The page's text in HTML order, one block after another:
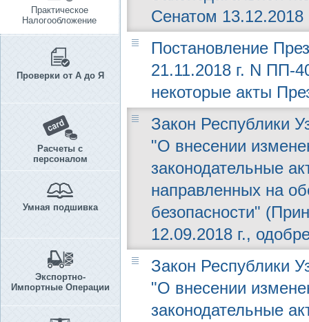
Практическое
Налогообложение
Проверки от А до Я
Расчеты с
персоналом
Умная подшивка
Экспортно-
Импортные Операции
Сенатом 13.12.2018
Постановление
21.11.2018 г. N ПП-
некоторые акты
Закон Республики
"О внесении
законодательные
направленных на
безопасности"
12.09.2018 г.,
Закон Республики
"О внесении
законодательные